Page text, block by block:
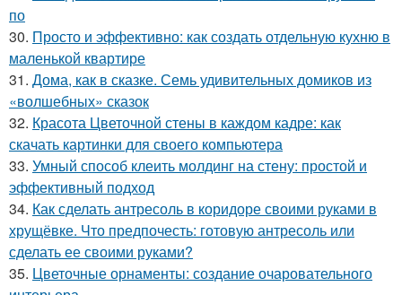
по
30. Просто и эффективно: как создать отдельную кухню в
маленькой квартире
31. Дома, как в сказке. Семь удивительных домиков из
«волшебных» сказок
32. Красота Цветочной стены в каждом кадре: как
скачать картинки для своего компьютера
33. Умный способ клеить молдинг на стену: простой и
эффективный подход
34. Как сделать антресоль в коридоре своими руками в
хрущёвке. Что предпочесть: готовую антресоль или
сделать ее своими руками?
35. Цветочные орнаменты: создание очаровательного